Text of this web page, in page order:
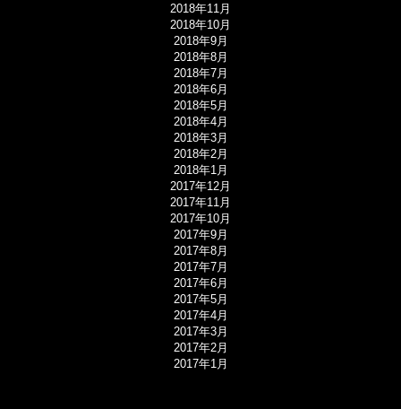
2018年11月
2018年10月
2018年9月
2018年8月
2018年7月
2018年6月
2018年5月
2018年4月
2018年3月
2018年2月
2018年1月
2017年12月
2017年11月
2017年10月
2017年9月
2017年8月
2017年7月
2017年6月
2017年5月
2017年4月
2017年3月
2017年2月
2017年1月